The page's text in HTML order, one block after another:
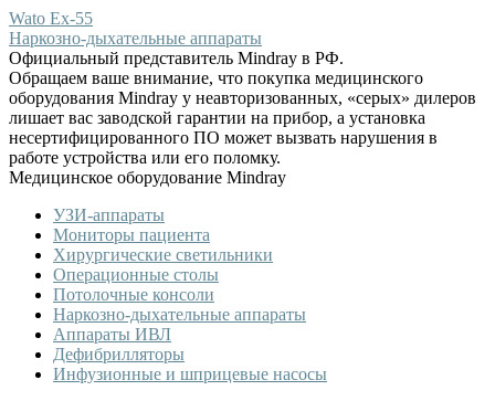
Wato Ex-55
Наркозно-дыхательные аппараты
Официальный представитель Mindray в РФ.
Обращаем ваше внимание, что покупка медицинского
оборудования Mindray у неавторизованных, «серых» дилеров
лишает вас заводской гарантии на прибор, а установка
несертифицированного ПО может вызвать нарушения в
работе устройства или его поломку.
Медицинское оборудование Mindray
УЗИ-аппараты
Мониторы пациента
Хирургические светильники
Операционные столы
Потолочные консоли
Наркозно-дыхательные аппараты
Аппараты ИВЛ
Дефибрилляторы
Инфузионные и шприцевые насосы